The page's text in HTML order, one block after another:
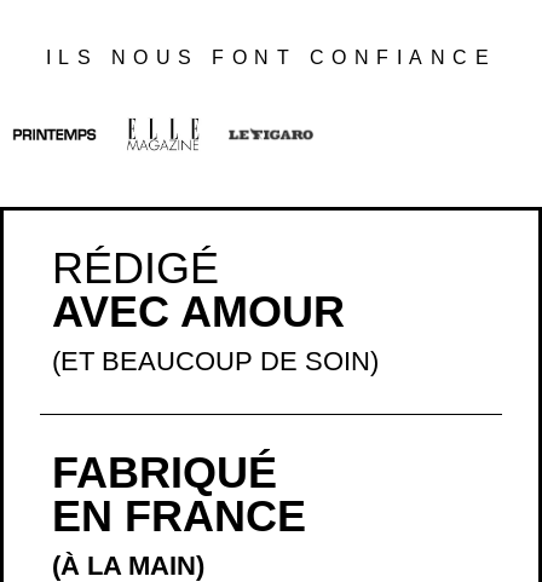
ILS NOUS FONT CONFIANCE
RÉDIGÉ
AVEC AMOUR
(ET BEAUCOUP DE SOIN)
FABRIQUÉ
EN FRANCE
(À LA MAIN)